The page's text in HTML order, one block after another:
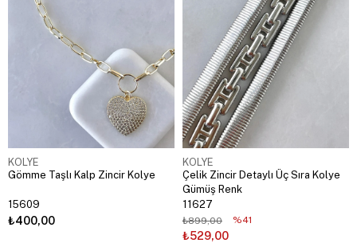
KOLYE
Gömme Taşlı Kalp Zincir Kolye
15609
₺400,00
KOLYE
Çelik Zincir Detaylı Üç Sıra Kolye
Gümüş Renk
11627
₺529,00
₺899,00 %41